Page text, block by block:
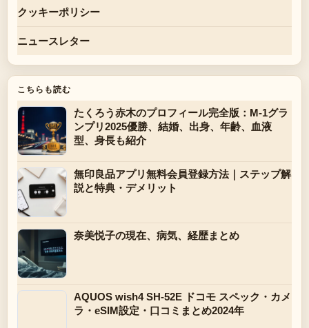
クッキーポリシー
ニュースレター
こちらも読む
たくろう赤木のプロフィール完全版：M-1グラ
ンプリ2025優勝、結婚、出身、年齢、血液
型、身長も紹介
無印良品アプリ無料会員登録方法｜ステップ解
説と特典・デメリット
奈美悦子の現在、病気、経歴まとめ
AQUOS wish4 SH-52E ドコモ スペック・カメ
ラ・eSIM設定・口コミまとめ2024年